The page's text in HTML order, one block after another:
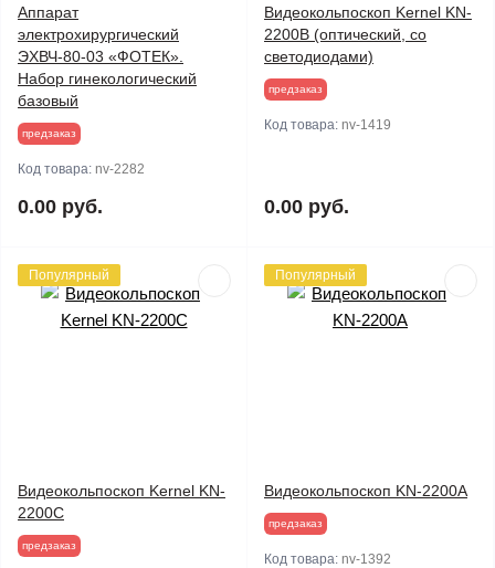
Аппарат
электрохирургический
ЭХВЧ-80-03 «ФОТЕК».
Набор гинекологический
базовый
предзаказ
Код товара: nv-2282
0.00 руб.
Видеокольпоскоп Kernel KN-
2200B (оптический, со
светодиодами)
предзаказ
Код товара: nv-1419
0.00 руб.
Популярный
Видеокольпоскоп Kernel KN-
2200С
предзаказ
Популярный
Видеокольпоскоп KN-2200A
предзаказ
Код товара: nv-1392